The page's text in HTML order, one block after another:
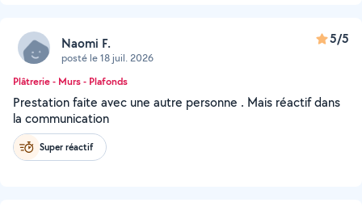
Naomi F.
posté le 18 juil. 2026
5/5
Plâtrerie - Murs - Plafonds
Prestation faite avec une autre personne . Mais réactif dans
la communication
Super réactif